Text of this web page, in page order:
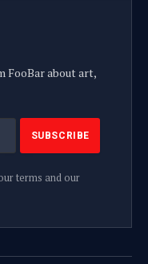
FooBar about art,
terms and our